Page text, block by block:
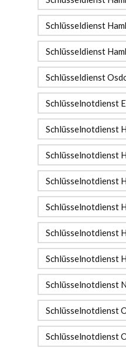
Schlüsseldienst
Schlüsseldienst
Schlüsseldienst
Schlüsselnotdienst
Schlüsselnotdienst
Schlüsselnotdienst
Schlüsselnotdienst
Schlüsselnotdienst
Schlüsselnotdienst
Schlüsselnotdienst
Schlüsselnotdienst
Schlüsselnotdienst
Schlüsselnotdienst